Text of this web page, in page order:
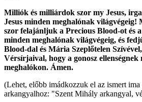
Milliók és milliárdok szor my Jesus,
Jesus minden meghalónak
szor felajánljuk a Precious Blood-ot és
minden meghalónak világvégeig, és
Blood-dal és Mária Szeplőtelen
Vérsírjaival, hogy a gonosz ellenségnek
meghalókon. Ámen.
(Lehet, előbb imádkozzuk el az ismert
arkangyalhoz: "Szent Mihály arkangyal,